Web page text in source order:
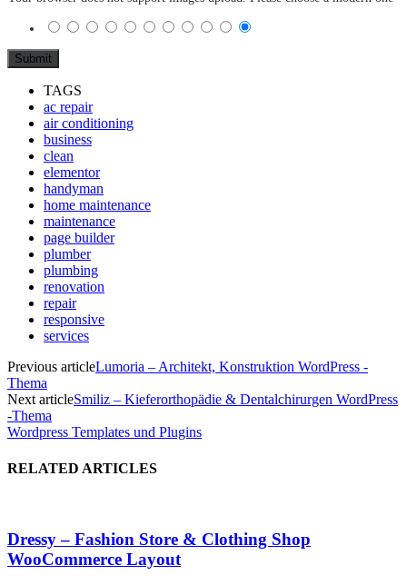
TAGS
ac repair
air conditioning
business
clean
elementor
handyman
home maintenance
maintenance
page builder
plumber
plumbing
renovation
repair
responsive
services
Previous articleLumoria – Architekt, Konstruktion WordPress -
Thema
Next articleSmiliz – Kieferorthopädie & Dentalchirurgen WordPress
-Thema
Wordpress Templates und Plugins
RELATED ARTICLES
Dressy – Fashion Store & Clothing Shop
WooCommerce Layout